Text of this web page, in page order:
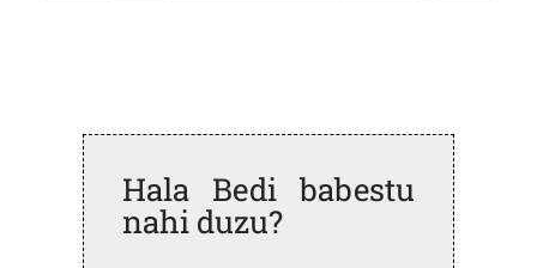
Hala Bedi babestu
nahi duzu?